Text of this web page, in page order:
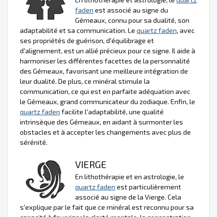
faden est associé au signe du
Gémeaux, connu pour sa dualité, son
adaptabilité et sa communication. Le quartz faden, avec
ses propriétés de guérison, d'équilibrage et
d'alignement, est un allié précieux pour ce signe. Il aide à
harmoniser les différentes facettes de la personnalité
des Gémeaux, favorisant une meilleure intégration de
leur dualité. De plus, ce minéral stimule la
communication, ce qui est en parfaite adéquation avec
le Gémeaux, grand communicateur du zodiaque. Enfin, le
quartz faden facilite l'adaptabilité, une qualité
intrinsèque des Gémeaux, en aidant à surmonter les
obstacles et à accepter les changements avec plus de
sérénité.
VIERGE
En lithothérapie et en astrologie, le
quartz faden est particulièrement
associé au signe de la Vierge. Cela
s'explique par le fait que ce minéral est reconnu pour sa